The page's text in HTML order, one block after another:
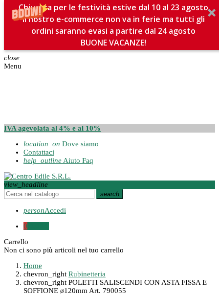
Chiusura per le festività estive dal 10 al 23 agosto
Il nostro e-commerce non va in ferie ma tutti gli
ordini saranno evasi a partire dal 24 agosto
BUONE VACANZE!
close
Menu
IVA agevolata al 4% e al 10%
location_on Dove siamo
Contattaci
help_outline Aiuto Faq
view_headline
search
personAccedi
0
Carrello
Non ci sono più articoli nel tuo carrello
Home
chevron_right Rubinetteria
chevron_right POLETTI SALISCENDI CON ASTA FISSA E
SOFFIONE ø120mm Art. 790055